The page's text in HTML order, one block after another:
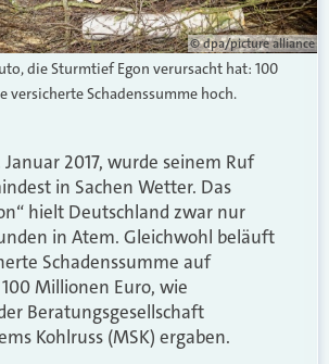
© dpa/picture alliance
die Sturmtief Egon verursacht hat: 100
Schadenssumme hoch.
Januar 2017, wurde seinem Ruf
in Sachen Wetter. Das
hielt Deutschland zwar nur
in Atem. Gleichwohl beläuft
Schadenssumme auf
Millionen Euro, wie
Beratungsgesellschaft
Kohlruss (MSK) ergaben.